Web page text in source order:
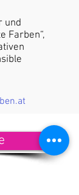
und
Farben“,